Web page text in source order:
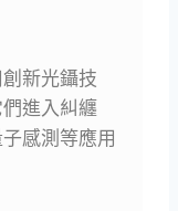
新光鑷技
進入糾纏
感測等應用